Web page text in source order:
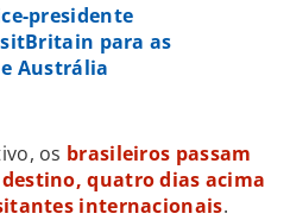
presidente
para as
Austrália
os brasileiros passam
quatro dias acima
internacionais.